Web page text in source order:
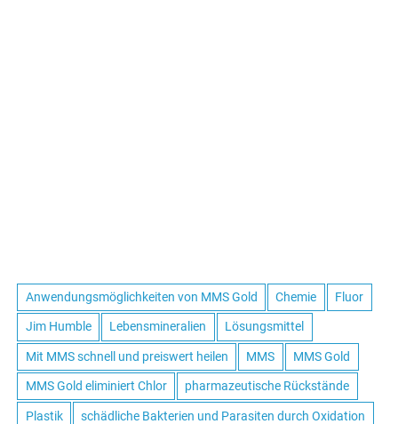
Anwendungsmöglichkeiten von MMS Gold Chemie Fluor
Jim Humble Lebensmineralien Lösungsmittel
Mit MMS schnell und preiswert heilen MMS MMS Gold
MMS Gold eliminiert Chlor pharmazeutische Rückstände
Plastik schädliche Bakterien und Parasiten durch Oxidation